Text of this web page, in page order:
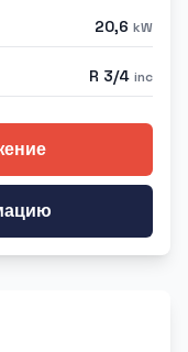
20,6 kW
R 3/4 inc